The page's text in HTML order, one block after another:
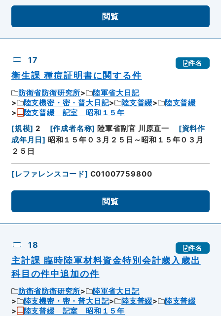
閲覧
17 件名
衛生課 種痘証明書に関する件
防衛省防衛研究所
陸軍省大日記
陸支機密・密・普大日記
陸支普綴
陸支普綴
陸支普綴 記室 昭和１５年
[規模] 2 [作成者名称] 陸軍省副官 川原直一 [資料作
成年月日] 昭和１５年０３月２５日～昭和１５年０３月
２５日
[レファレンスコード] C01007759800
閲覧
18 件名
主計課 臨時陸軍材料資金特別会計歳入歳出
科目の件中追加の件
防衛省防衛研究所
陸軍省大日記
陸支機密・密・普大日記
陸支普綴
陸支普綴
陸支普綴 記室 昭和１５年